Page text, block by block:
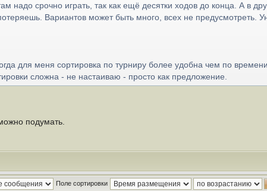
надо срочно играть, так как ещё десятки ходов до конца. А в
Вариантов может быть много, всех не предусмотреть.
для меня сортировка по турниру более удобна чем по времени.
сложна - не настаиваю - просто как предложение.
подумать.
Поле сортировки